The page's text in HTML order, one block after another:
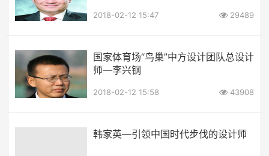
2018-02-12 15:47 29489
国家体育场“鸟巢”中方设计团队总设计
师—李兴钢
2018-02-12 15:58 43908
韩家英—引领中国时代步伐的设计师